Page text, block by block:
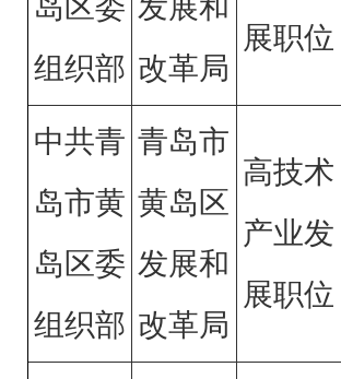
组织部 改革局
展职位
中共青
岛市黄
岛区委
组织部
青岛市
黄岛区
发展和
改革局
高技术
产业发
展职位